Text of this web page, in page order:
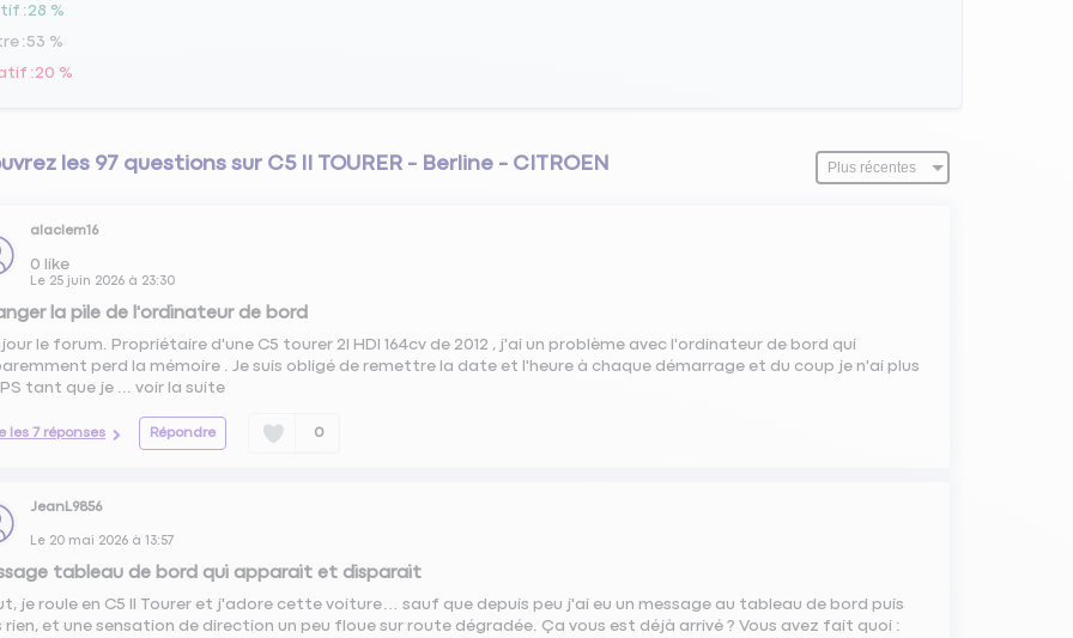
28 %
53 %
20 %
les 97 questions sur C5 II TOURER - Berline - CITROEN
alaclem16
0 like
Le 25 juin 2026 à 23:30
la pile de l'ordinateur de bord
le forum. Propriétaire d'une C5 tourer 2l HDI 164cv de 2012 , j'ai un problème avec l'ordinateur de bord qui
perd la mémoire . Je suis obligé de remettre la date et l'heure à chaque démarrage et du coup je n'ai plus
tant que je ...voir la suite
les 7 réponses Répondre 0
JeanL9856
Le 20 mai 2026 à13:57
tableau de bord qui apparait et disparait
je roule en C5 II Tourer et j'adore cette voiture… sauf que depuis peu j'ai eu un message au tableau de bord puis
rien, et une sensation de direction un peu floue sur route dégradée. Ça vous est déjà arrivé ? Vous avez fait quoi :